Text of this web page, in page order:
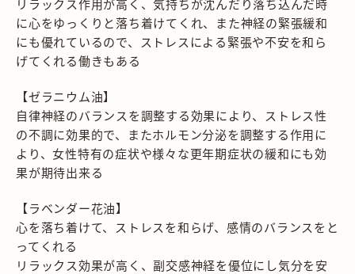
リラックス作用が高く、気持ちが沈んだり落ち込んだ時
に心をゆっくりと落ち着けてくれ、また神経の緊張緩和
にも優れているので、ストレスによる緊張や不安を和ら
げてくれる働きもある
【ゼラニウム油】
自律神経のバランスを調整する効果により、ストレス性
の不調に効果的で、またホルモン分泌を調整する作用に
より、女性特有の症状や様々な更年期症状の緩和にも効
果が期待出来る
【ラベンダー花油】
心を落ち着けて、ストレスを和らげ、感情のバランスをと
ってくれる
リラックス効果が高く、副交感神経を優位にし気分を安